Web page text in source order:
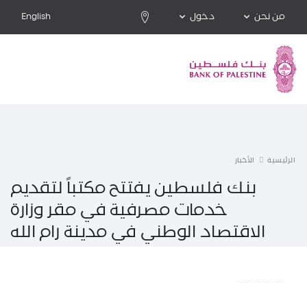
من نحن دخول English
الرئيسية الأخبار
بنك فلسطين يفتتح مكتباً لتقديم
خدمات مصرفية في مقر وزارة
الاقتصاد الوطني في مدينة رام الله